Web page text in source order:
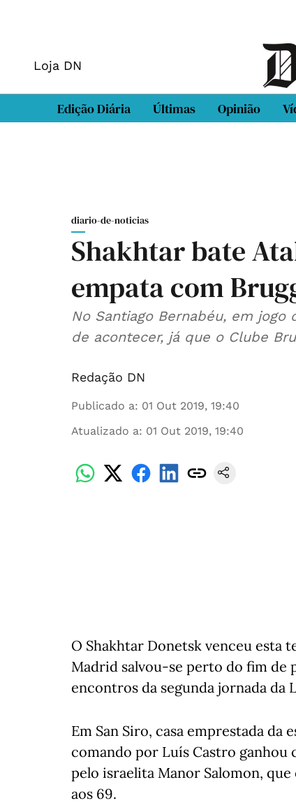
Loja DN
Edição Diária Últimas Opinião
diario-de-noticias
Shakhtar bate
empata com
No Santiago Bernabéu, em
de acontecer, já que o Clube
Redação DN
Publicado a: 01 Out 2019, 19:40
Atualizado a: 01 Out 2019, 19:40
O Shakhtar Donetsk venceu esta
Madrid salvou-se perto do fim de
encontros da segunda jornada da
Em San Siro, casa emprestada
comando por Luís Castro
pelo israelita Manor Salomon,
aos 69.